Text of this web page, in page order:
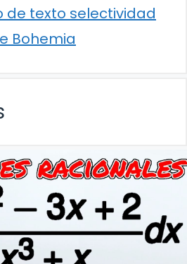
de texto selectividad
Bohemia